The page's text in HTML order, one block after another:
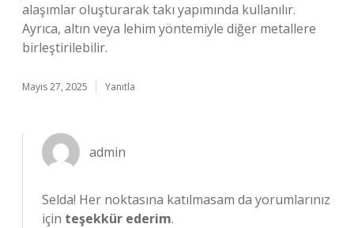
alaşımlar oluşturarak takı yapımında kullanılır.
Ayrıca, altın veya lehim yöntemiyle diğer metallere
birleştirilebilir.
Mayıs 27, 2025 Yanıtla
admin
Selda! Her noktasına katılmasam da yorumlarınız
için teşekkür ederim.